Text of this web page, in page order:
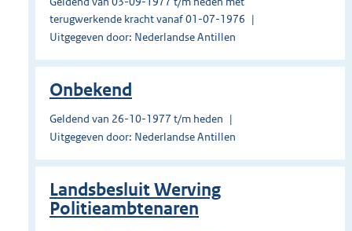
terugwerkende kracht vanaf 01-07-1976
Uitgegeven door: Nederlandse Antillen
Onbekend
Geldend van 26-10-1977 t/m heden
Uitgegeven door: Nederlandse Antillen
Landsbesluit Werving
Politieambtenaren